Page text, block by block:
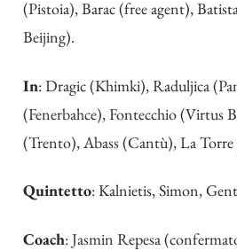
(Pistoia), Barac (free agent),
Beijing).
In: Dragic (Khimki), Raduljica
(Fenerbahce), Fontecchio (Virtus
(Trento), Abass (Cantù), La Torre
Quintetto: Kalnietis, Simon,
Coach: Jasmin Repesa